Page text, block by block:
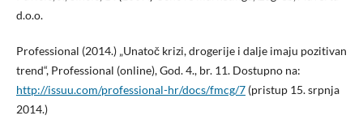
d.o.o.
Professional (2014.) „Unatoč krizi, drogerije i dalje imaju pozitivan
trend“, Professional (online), God. 4., br. 11. Dostupno na:
http://issuu.com/professional-hr/docs/fmcg/7(pristup 15. srpnja
2014.)